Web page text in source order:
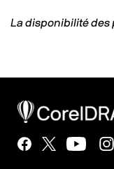
La disponibilité des